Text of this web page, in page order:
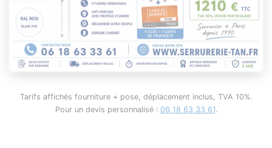
Tarifs affichés fourniture + pose, déplacement inclus, TVA 10%.
Pour un devis personnalisé : 06 18 63 33 61.